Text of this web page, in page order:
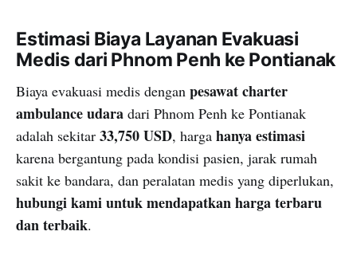
Estimasi Biaya Layanan Evakuasi
Medis dari Phnom Penh ke Pontianak
Biaya evakuasi medis dengan pesawat charter
ambulance udara dari Phnom Penh ke Pontianak
adalah sekitar 33,750 USD, harga hanya estimasi
karena bergantung pada kondisi pasien, jarak rumah
sakit ke bandara, dan peralatan medis yang diperlukan,
hubungi kami untuk mendapatkan harga terbaru
dan terbaik.